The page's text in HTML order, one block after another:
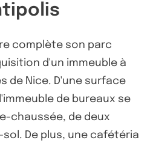
complète son parc
d'un immeuble à
de Nice. D'une surface
de bureaux se
chaussée, de deux
De plus, une cafétéria